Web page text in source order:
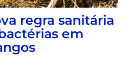
regra sanitária
em